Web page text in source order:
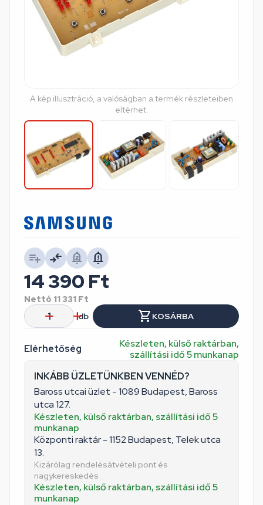
A kép illusztráció, a valóságban a termék részleteiben
eltérhet.
Elérhetőség
Készleten, külső raktárban,
szállítási idő 5 munkanap
INKÁBB ÜZLETÜNKBEN VENNÉD?
Baross utcai üzlet - 1089 Budapest, Baross
utca 127.
Készleten, külső raktárban, szállítási idő 5
munkanap
Központi raktár - 1152 Budapest, Telek utca
13.
Kizárólag rendelésátvételi pont és
nagykereskedés
Készleten, külső raktárban, szállítási idő 5
munkanap
14 390 Ft
Nettó 11 331 Ft
db
KOSÁRBA